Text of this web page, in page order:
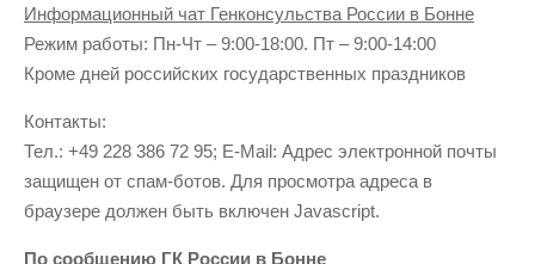
Информационный чат Генконсульства России в Бонне
Режим работы: Пн-Чт – 9:00-18:00. Пт – 9:00-14:00
Кроме дней российских государственных праздников
Контакты:
Тел.: +49 228 386 72 95; E-Mail: Адрес электронной почты
защищен от спам-ботов. Для просмотра адреса в
браузере должен быть включен Javascript.
По сообщению ГК России в Бонне